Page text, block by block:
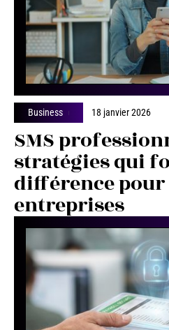
Business 18 janvier 2026
SMS
stratégies qui
différence pour
entreprises